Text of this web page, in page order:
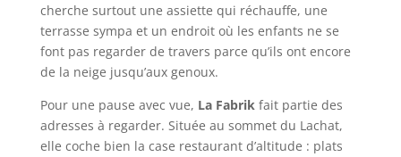
cherche surtout une assiette qui réchauffe, une
terrasse sympa et un endroit où les enfants ne se
font pas regarder de travers parce qu’ils ont encore
de la neige jusqu’aux genoux.
Pour une pause avec vue, La Fabrikfait partie des
adresses à regarder. Située au sommet du Lachat,
elle coche bien la case restaurant d’altitude : plats